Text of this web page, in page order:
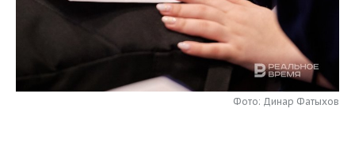
НЕФТЕХИМИЯ
РОЗНИЧНАЯ ТОРГОВЛЯ
НОВОСТИ ТЕХНОЛОГИЙ
Фото: Динар Фатыхов